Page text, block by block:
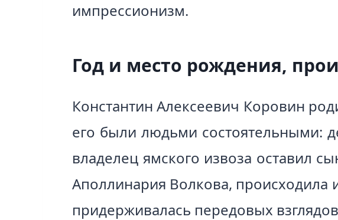
импрессионизм.
Год и место рождения,
Константин Алексеевич Коровин
его были людьми состоятельными:
владелец ямского извоза оставил
Аполлинария Волкова,
придерживалась передовых